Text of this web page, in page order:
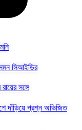
সমন সিআইডির
সঙ্গে
দাঁড়িয়ে প্রশ্ন অভিজিত